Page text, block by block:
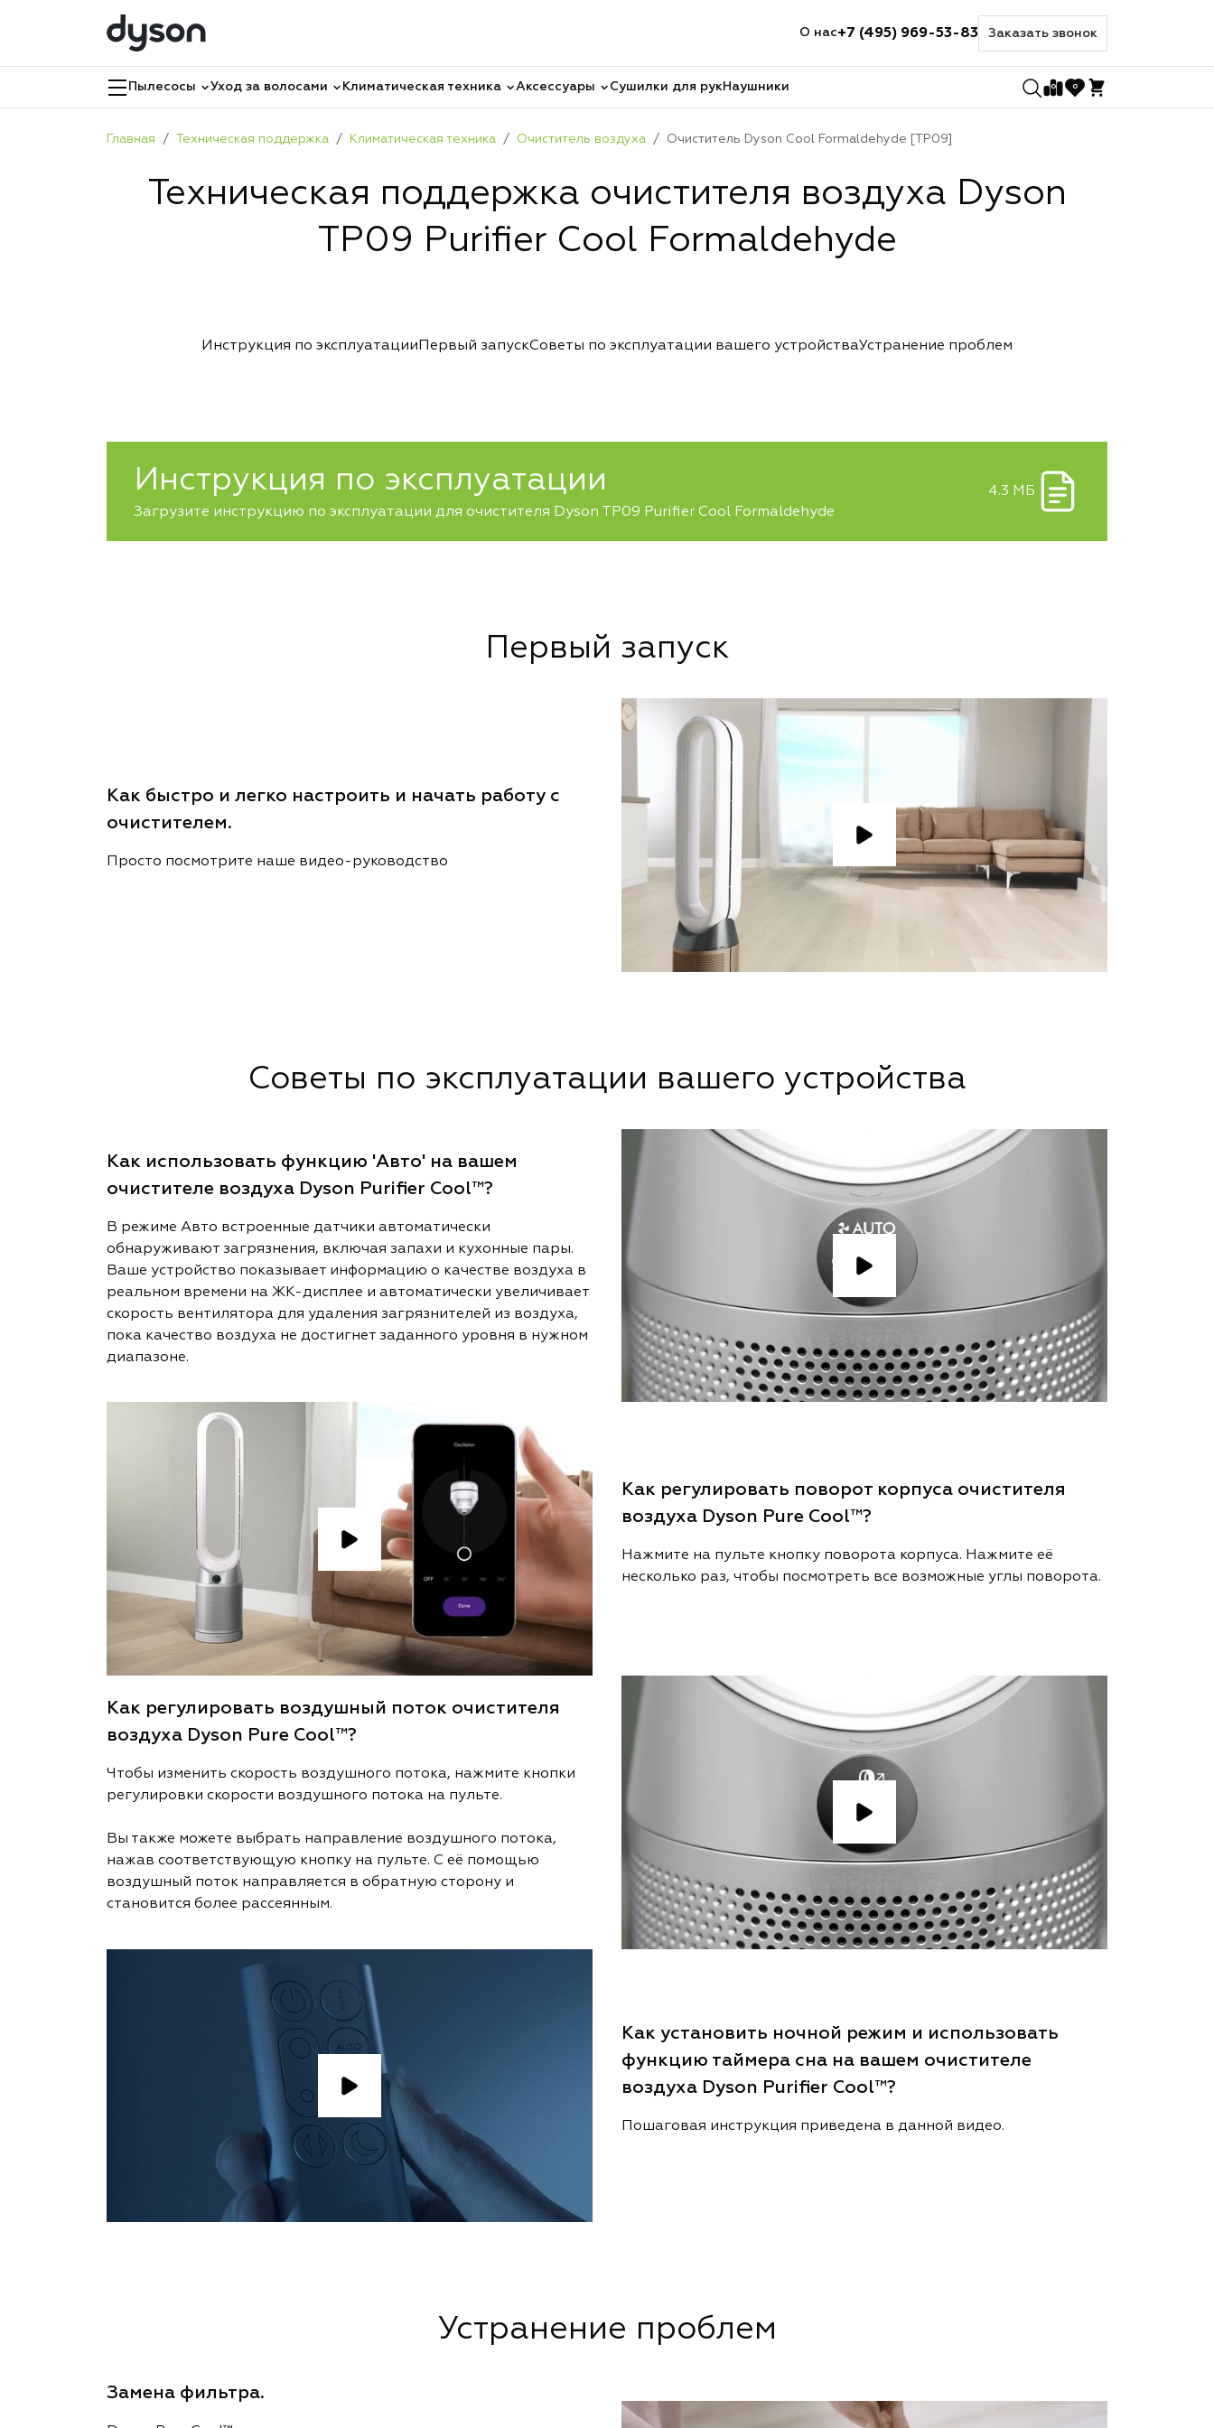
О нас+7 (495) 969-53-83 Заказать звонок
Пылесосы Уход за волосами Климатическая техника Аксессуары Сушилки для рукНаушники 0 0
Главная Техническая поддержка Климатическая техника Очиститель воздуха Очиститель Dyson Cool Formaldehyde [TP09]
Техническая поддержка очистителя воздуха Dyson
TP09 Purifier Cool Formaldehyde
Инструкция по эксплуатации Первый запускСоветы по эксплуатации вашего устройстваУстранение проблем
Инструкция по эксплуатации
Загрузите инструкцию по эксплуатации для очистителя Dyson TP09 Purifier Cool Formaldehyde
4.3 МБ
Первый запуск
Как быстро и легко настроить и начать работу с
очистителем.
Просто посмотрите наше видео-руководство
Советы по эксплуатации вашего устройства
Как использовать функцию 'Авто' на вашем
очистителе воздуха Dyson Purifier Cool™?
В режиме Авто встроенные датчики автоматически
обнаруживают загрязнения, включая запахи и кухонные пары.
Ваше устройство показывает информацию о качестве воздуха в
реальном времени на ЖК-дисплее и автоматически увеличивает
скорость вентилятора для удаления загрязнителей из воздуха,
пока качество воздуха не достигнет заданного уровня в нужном
диапазоне.
Как регулировать поворот корпуса очистителя
воздуха Dyson Pure Cool™?
Нажмите на пульте кнопку поворота корпуса. Нажмите её
несколько раз, чтобы посмотреть все возможные углы поворота.
Как регулировать воздушный поток очистителя
воздуха Dyson Pure Cool™?
Чтобы изменить скорость воздушного потока, нажмите кнопки
регулировки скорости воздушного потока на пульте.
Вы также можете выбрать направление воздушного потока,
нажав соответствующую кнопку на пульте. С её помощью
воздушный поток направляется в обратную сторону и
становится более рассеянным.
Как установить ночной режим и использовать
функцию таймера сна на вашем очистителе
воздуха Dyson Purifier Cool™?
Пошаговая инструкция приведена в данной видео.
Устранение проблем
Замена фильтра.